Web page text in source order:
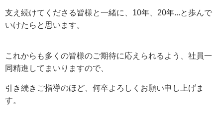
支え続けてくださる皆様と一緒に、10年、20年...と歩んで
いけたらと思います。
これからも多くの皆様のご期待に応えられるよう、社員一
同精進してまいりますので、
引き続きご指導のほど、何卒よろしくお願い申し上げま
す。